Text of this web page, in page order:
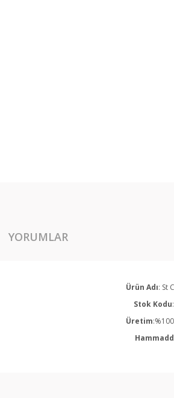
YORUMLAR
Ürün Adı: St
Stok Kodu
Üretim